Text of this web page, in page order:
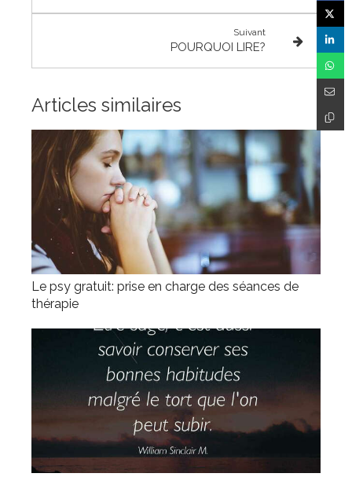
Suivant
POURQUOI LIRE?
Articles similaires
Le psy gratuit: prise en charge des séances de
thérapie